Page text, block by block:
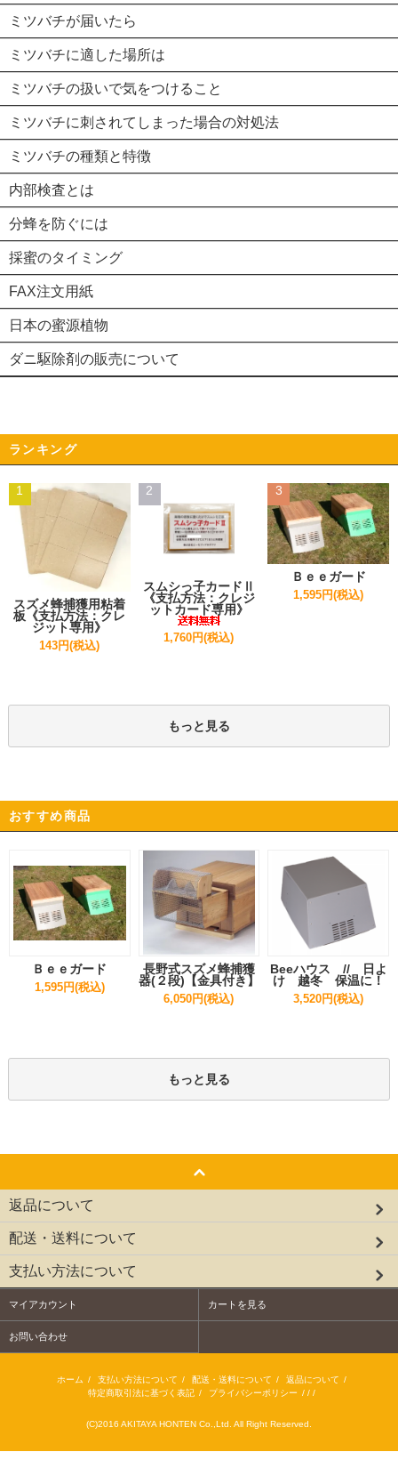
ミツバチが届いたら
ミツバチに適した場所は
ミツバチの扱いで気をつけること
ミツバチに刺されてしまった場合の対処法
ミツバチの種類と特徴
内部検査とは
分蜂を防ぐには
採蜜のタイミング
FAX注文用紙
日本の蜜源植物
ダニ駆除剤の販売について
ランキング
1
スズメ蜂捕獲用粘着
板《支払方法：クレ
ジット専用》
143円(税込)
2
スムシっ子カードⅡ
《支払方法：クレジ
ットカード専用》
1,760円(税込)
3
Ｂｅｅガード
1,595円(税込)
もっと見る
おすすめ商品
Ｂｅｅガード
1,595円(税込)
長野式スズメ蜂捕獲
器(２段)【金具付き】
6,050円(税込)
Beeハウス // 日よ
け 越冬 保温に！
3,520円(税込)
もっと見る
返品について
配送・送料について
支払い方法について
マイアカウント カートを見る
お問い合わせ
ホーム / 支払い方法について / 配送・送料について / 返品について /
特定商取引法に基づく表記 / プライバシーポリシー / / /
(C)2016 AKITAYA HONTEN Co.,Ltd. All Right Reserved.